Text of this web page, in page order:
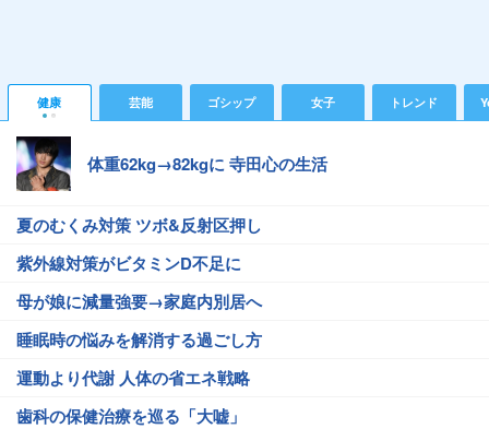
健康 芸能 ゴシップ 女子 トレンド
体重62kg→82kgに 寺田心の生活
夏のむくみ対策 ツボ&反射区押し
紫外線対策がビタミンD不足に
母が娘に減量強要→家庭内別居へ
睡眠時の悩みを解消する過ごし方
運動より代謝 人体の省エネ戦略
歯科の保健治療を巡る「大嘘」